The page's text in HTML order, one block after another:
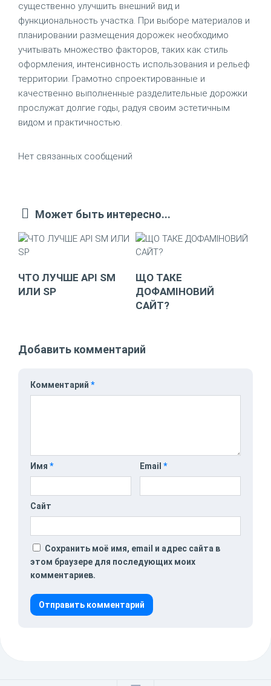
существенно улучшить внешний вид и
функциональность участка. При выборе материалов и
планировании размещения дорожек необходимо
учитывать множество факторов, таких как стиль
оформления, интенсивность использования и рельеф
территории. Грамотно спроектированные и
качественно выполненные разделительные дорожки
прослужат долгие годы, радуя своим эстетичным
видом и практичностью.
Нет связанных сообщений
Может быть интересно...
ЧТО ЛУЧШЕ API SM
ИЛИ SP
ЩО ТАКЕ
ДОФАМІНОВИЙ
САЙТ?
Добавить комментарий
Комментарий *
Имя * Email *
Сайт
Сохранить моё имя, email и адрес сайта в
этом браузере для последующих моих
комментариев.